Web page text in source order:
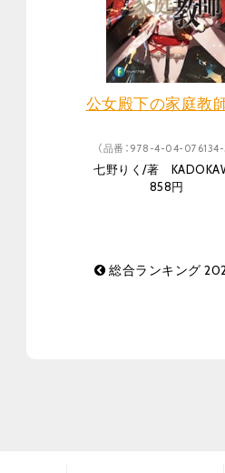
公女殿下の家庭教
（品番：978-4-04-076134-
七野りく/著
858円
総合ランキング